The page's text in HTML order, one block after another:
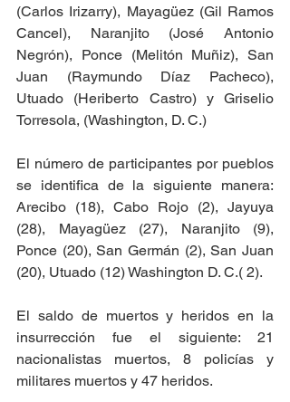
(Carlos Irizarry), Mayagüez (Gil Ramos
Cancel), Naranjito (José Antonio
Negrón), Ponce (Melitón Muñiz), San
Juan (Raymundo Díaz Pacheco),
Utuado (Heriberto Castro) y Griselio
Torresola, (Washington, D. C.)
El número de participantes por pueblos
se identifica de la siguiente manera:
Arecibo (18), Cabo Rojo (2), Jayuya
(28), Mayagüez (27), Naranjito (9),
Ponce (20), San Germán (2), San Juan
(20), Utuado (12) Washington D. C.( 2).
El saldo de muertos y heridos en la
insurrección fue el siguiente: 21
nacionalistas muertos, 8 policías y
militares muertos y 47 heridos.